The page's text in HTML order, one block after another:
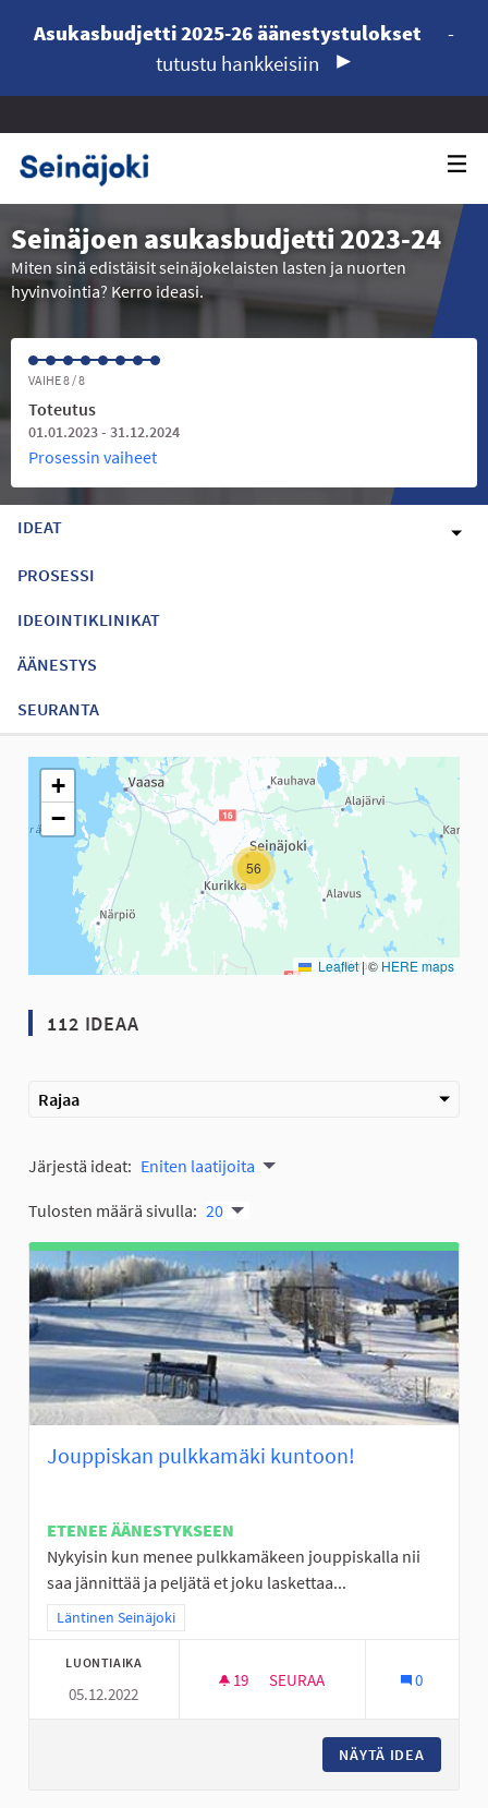
Asukasbudjetti 2025-26 äänestystulokset
-
tutustu hankkeisiin
Seinäjoen asukasbudjetti 2023-24
Miten sinä edistäisit seinäjokelaisten lasten ja nuorten
hyvinvointia? Kerro ideasi.
VAIHE 8 / 8
Toteutus
01.01.2023 - 31.12.2024
Prosessin vaiheet
IDEAT
PROSESSI
IDEOINTIKLINIKAT
ÄÄNESTYS
SEURANTA
Seuraavassa elementissä on kartta, joka esittää tämän
56
+
−
Leaflet |© HERE maps
112 IDEAA
Rajaa
Järjestä ideat: Eniten laatijoita
Tulosten määrä sivulla: 20
Jouppiskan pulkkamäki kuntoon!
ETENEE ÄÄNESTYKSEEN
Nykyisin kun menee pulkkamäkeen jouppiskalla nii
saa jännittää ja peljätä et joku laskettaa...
Rajaa tulokset teeman mukaan: Läntinen Seinäjoki
Läntinen Seinäjoki
LUONTIAIKA
05.12.2022
19 19 SEURAAJAA
SEURAA 0
NÄYTÄ IDEA